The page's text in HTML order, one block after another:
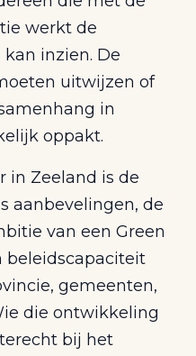
werkt de
inzien. De
uitwijzen of
in
oppakt.
in Zeeland is de
aanbevelingen, de
van een Green
beleidscapaciteit
gemeenten,
die ontwikkeling
bij het